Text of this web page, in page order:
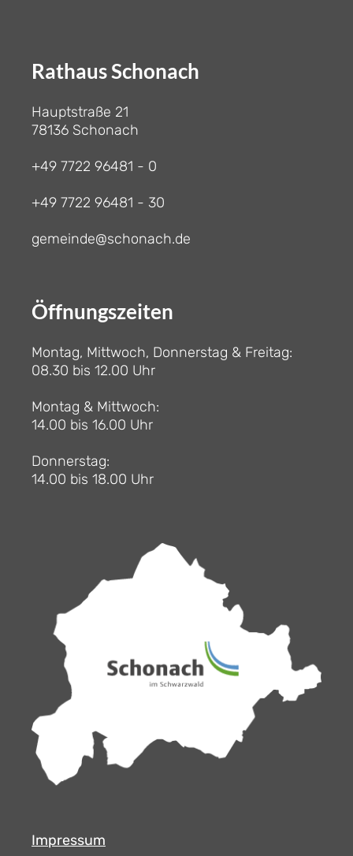
Rathaus Schonach
Hauptstraße 21
78136 Schonach
+49 7722 96481 - 0
+49 7722 96481 - 30
gemeinde@schonach.de
Öffnungszeiten
Montag, Mittwoch, Donnerstag & Freitag:
08.30 bis 12.00 Uhr
Montag & Mittwoch:
14.00 bis 16.00 Uhr
Donnerstag:
14.00 bis 18.00 Uhr
Impressum